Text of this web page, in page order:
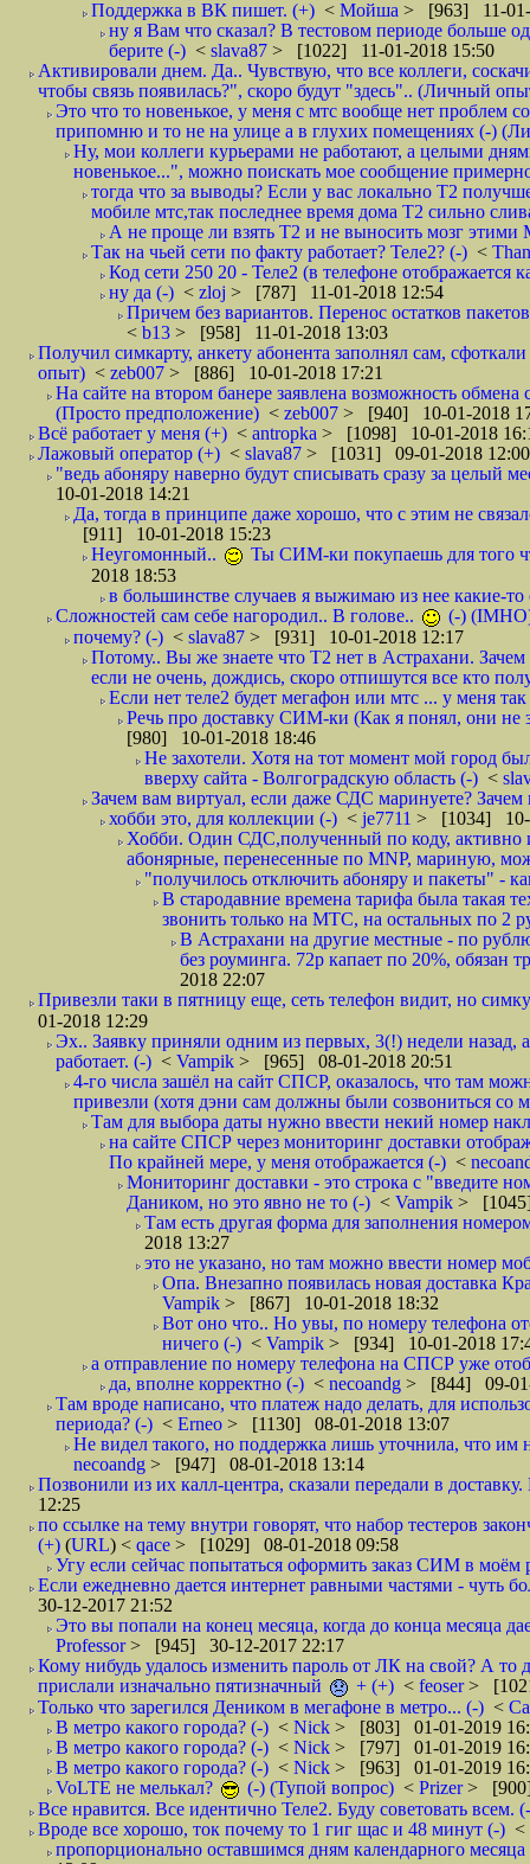
Поддержка в ВК пишет. (+) < Мойша > [963] 11-01-
ну я Вам что сказал? В тестовом периоде больше
берите (-) < slava87 > [1022] 11-01-2018 15:50
Активировали днем. Да.. Чувствую, что все коллеги,
чтобы связь появилась?", скоро будут "здесь".. (Личный
Это что то новенькое, у меня с мтс вообще нет проблем
припомню и то не на улице а в глухих помещениях (-)
Ну, мои коллеги курьерами не работают, а целыми
новенькое...", можно поискать мое сообщение
тогда что за выводы? Если у вас локально Т2
мобиле мтс,так последнее время дома Т2 сильно
А не проще ли взять Т2 и не выносить мозг
Так на чьей сети по факту работает? Теле2? (-) <
Код сети 250 20 - Теле2 (в телефоне отображается
ну да (-) < zloj > [787] 11-01-2018 12:54
Причем без вариантов. Перенос остатков
< b13 > [958] 11-01-2018 13:03
Получил симкарту, анкету абонента заполнял сам,
опыт) < zeb007 > [886] 10-01-2018 17:21
На сайте на втором банере заявлена возможность
(Просто предположение) < zeb007 > [940] 10-01-2018
Всё работает у меня (+) < antropka > [1098] 10-01-2018
Лажовый оператор (+) < slava87 > [1031] 09-01-2018 12:00
"ведь абоняру наверно будут списывать сразу за целый
10-01-2018 14:21
Да, тогда в принципе даже хорошо, что с этим не
[911] 10-01-2018 15:23
Неугомонный..
Ты СИМ-ки покупаешь для того
2018 18:53
в большинстве случаев я выжимаю из нее какие-то
Сложностей сам себе нагородил.. В голове..
(-)
почему? (-) < slava87 > [931] 10-01-2018 12:17
Потому.. Вы же знаете что Т2 нет в Астрахани.
если не очень, дождись, скоро отпишутся все кто
Если нет теле2 будет мегафон или мтс ... у меня
Речь про доставку СИМ-ки (Как я понял, они не
[980] 10-01-2018 18:46
Не захотели. Хотя на тот момент мой город
вверху сайта - Волгоградскую область (-) <
Зачем вам виртуал, если даже СДС маринуете?
хобби это, для коллекции (-) < je7711 > [1034] 10-
Хобби. Один СДС,полученный по коду, активно
абонярные, перенесенные по MNP, мариную,
"получилось отключить абоняру и пакеты" -
В стародавние времена тарифа была такая
звонить только на МТС, на остальных по 2
В Астрахани на другие местные - по
без роуминга. 72р капает по 20%, обязан
2018 22:07
Привезли таки в пятницу еще, сеть телефон видит, но
01-2018 12:29
Эх.. Заявку приняли одним из первых, 3(!) недели назад,
работает. (-) < Vampik > [965] 08-01-2018 20:51
4-го числа зашёл на сайт СПСР, оказалось, что там
привезли (хотя дэни сам должны были созвониться со
Там для выбора даты нужно ввести некий номер
на сайте СПСР через мониторинг доставки
По крайней мере, у меня отображается (-) <
Мониторинг доставки - это строка с "введите
Даником, но это явно не то (-) < Vampik >
Там есть другая форма для заполнения
2018 13:27
это не указано, но там можно ввести номер
Опа. Внезапно появилась новая доставка
Vampik > [867] 10-01-2018 18:32
Вот оно что.. Но увы, по номеру телефона
ничего (-) < Vampik > [934] 10-01-2018
а отправление по номеру телефона на СПСР уже
да, вполне корректно (-) < necoandg > [844] 09-01-
Там вроде написано, что платеж надо делать, для
периода? (-) < Erneo > [1130] 08-01-2018 13:07
Не видел такого, но поддержка лишь уточнила, что
necoandg > [947] 08-01-2018 13:14
Позвонили из их калл-центра, сказали передали в
12:25
по ссылке на тему внутри говорят, что набор тестеров
(+) (URL) < qace > [1029] 08-01-2018 09:58
Угу если сейчас попытаться оформить заказ СИМ в моём
Если ежедневно дается интернет равными частями - чуть
30-12-2017 21:52
Это вы попали на конец месяца, когда до конца месяца
Professor> [945] 30-12-2017 22:17
Кому нибудь удалось изменить пароль от ЛК на свой? А то
прислали изначально пятизначный
+ (+) < feoser>
Только что зарегился Деником в мегафоне в метро... (-) <
В метро какого города? (-) < Nick > [803] 01-01-2019
В метро какого города? (-) < Nick > [797] 01-01-2019
В метро какого города? (-) < Nick > [963] 01-01-2019
VoLTE не мелькал?
(-) (Тупой вопрос) < Prizer>
Все нравится. Все идентично Теле2. Буду советовать всем.
Вроде все хорошо, ток почему то 1 гиг щас и 48 минут (-) <
пропорционально оставшимся дням календарного